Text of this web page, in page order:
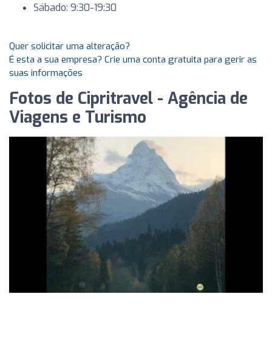
Sábado: 9:30-19:30
Quer solicitar uma alteração?
É esta a sua empresa? Crie uma conta gratuita para gerir as
suas informações
Fotos de Cipritravel - Agência de
Viagens e Turismo